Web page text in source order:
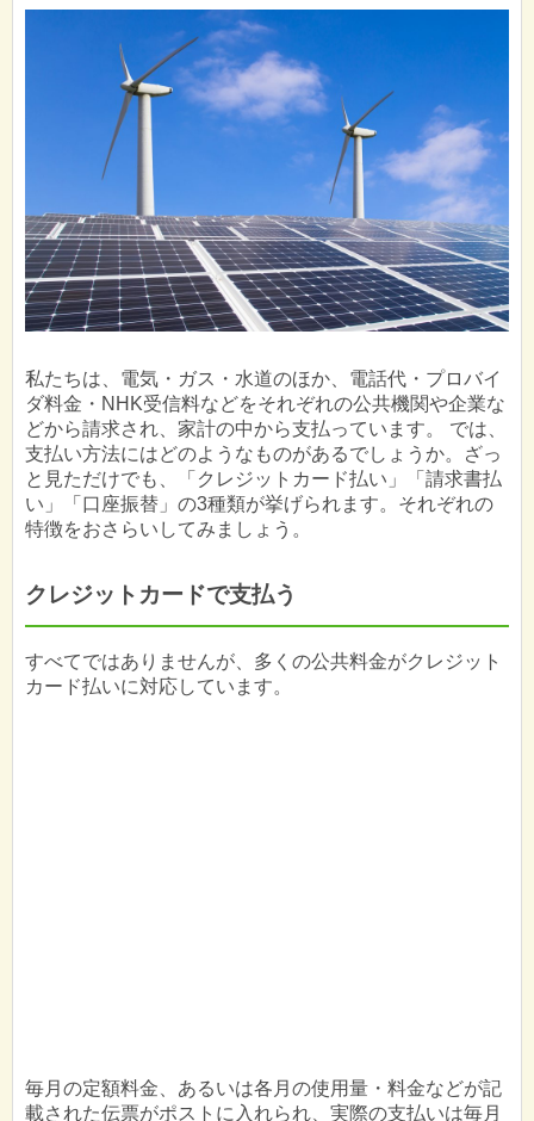
私たちは、電気・ガス・水道のほか、電話代・プロバイ
ダ料金・NHK受信料などをそれぞれの公共機関や企業な
どから請求され、家計の中から支払っています。 では、
支払い方法にはどのようなものがあるでしょうか。ざっ
と見ただけでも、「クレジットカード払い」「請求書払
い」「口座振替」の3種類が挙げられます。それぞれの
特徴をおさらいしてみましょう。
クレジットカードで支払う
すべてではありませんが、多くの公共料金がクレジット
カード払いに対応しています。
毎月の定額料金、あるいは各月の使用量・料金などが記
載された伝票がポストに入れられ、実際の支払いは毎月